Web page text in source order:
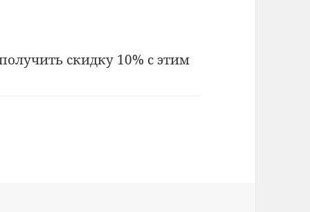
скидку 10% с этим